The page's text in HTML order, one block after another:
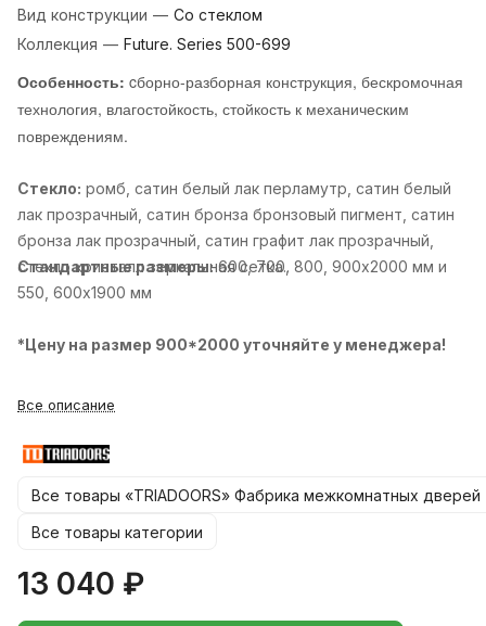
Вид конструкции — Со стеклом
Коллекция — Future. Series 500-699
Особенность: cборно-разборная конструкция, бескромочная
технология, влагостойкость, стойкость к механическим
повреждениям.
Стекло: ромб, cатин белый лак перламутр, cатин белый
лак прозрачный, cатин бронза бронзовый пигмент, cатин
бронза лак прозрачный, cатин графит лак прозрачный,
cтекло кристалл зеркальная сетка..
Стандартные размеры:600, 700, 800, 900х2000 мм и
550, 600х1900 мм
*Цену на размер 900*2000 уточняйте у менеджера!
Все описание
Все товары «TRIADOORS» Фабрика межкомнатных дверей
Все товары категории
13 040 ₽